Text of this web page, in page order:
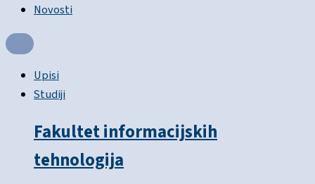
Novosti
Upisi
Studiji
Fakultet informacijskih
tehnologija